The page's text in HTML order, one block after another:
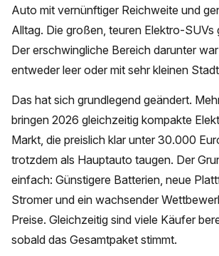
Auto mit vernünftiger Reichweite und
Alltag. Die großen, teuren Elektro-SUVs
Der erschwingliche Bereich darunter
entweder leer oder mit sehr kleinen
Das hat sich grundlegend geändert.
bringen 2026 gleichzeitig kompakte
Markt, die preislich klar unter 30.000
trotzdem als Hauptauto taugen. Der
einfach: Günstigere Batterien, neue
Stromer und ein wachsender
Preise. Gleichzeitig sind viele Käufer
sobald das Gesamtpaket stimmt.